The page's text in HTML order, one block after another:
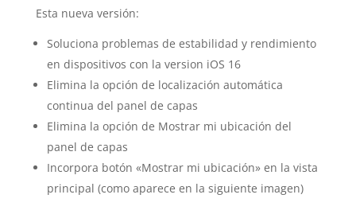
Esta nueva versión:
Soluciona problemas de estabilidad y rendimiento
en dispositivos con la version iOS 16
Elimina la opción de localización automática
continua del panel de capas
Elimina la opción de Mostrar mi ubicación del
panel de capas
Incorpora botón «Mostrar mi ubicación» en la vista
principal (como aparece en la siguiente imagen)